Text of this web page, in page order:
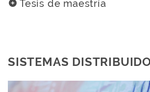
Tesis de maestría
SISTEMAS